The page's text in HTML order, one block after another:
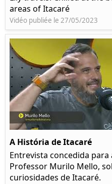
areas of Itacaré
Vidéo publiée le 27/05/2023
A História de Itacaré
Entrevista concedida
Professor Murilo Mello,
curiosidades de Itacaré.